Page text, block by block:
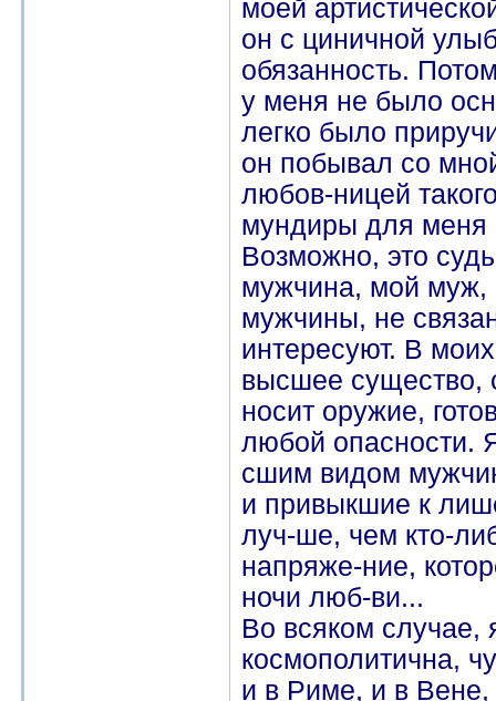
моей
он с циничной
обязанность.
у меня не было
легко было
он побывал со
любов-ницей
мундиры для меня
Возможно, это
мужчина, мой муж,
мужчины, не
интересуют. В
высшее существо,
носит оружие,
любой опасности.
сшим видом
и привыкшие к
луч-ше, чем кто-
напряже-ние,
ночи люб-ви...
Во всяком случае,
космополитична,
и в Риме, и в